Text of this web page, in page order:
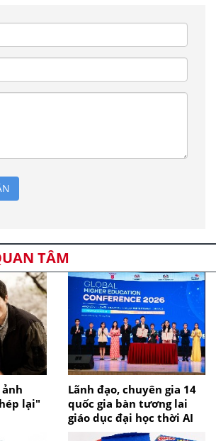
TÂM
lại"
Lãnh đạo, chuyên gia 14
quốc gia bàn tương lai
giáo dục đại học thời AI